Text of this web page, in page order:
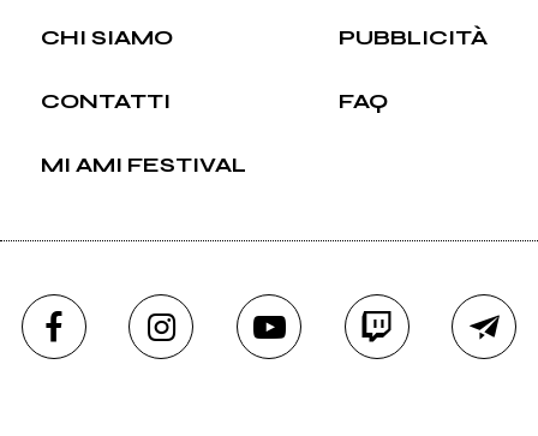
CHI SIAMO PUBBLICITÀ
CONTATTI FAQ
MI AMI FESTIVAL